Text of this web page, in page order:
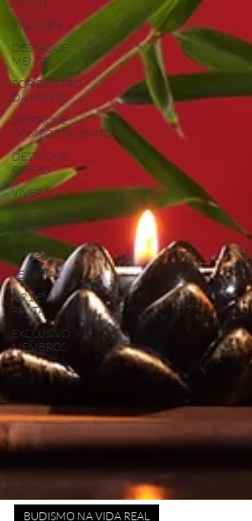
VIDA ZEN
DESTAQUE
MENTE
POR DENTRO
DA MENTE
DESTAQUE
COMPORTAMENTO
DESTAQUE
CORPO
VIVER MAIS
O POVO QUER
SABER
CURSOS
TERAPIAS
NR1 EM
PAUTA
EXCLUSIVO
MEMBROS